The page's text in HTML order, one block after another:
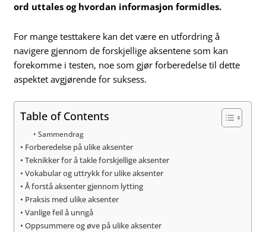
ord uttales og hvordan informasjon formidles.
For mange testtakere kan det være en utfordring å
navigere gjennom de forskjellige aksentene som kan
forekomme i testen, noe som gjør forberedelse til dette
aspektet avgjørende for suksess.
Table of Contents
Sammendrag
Forberedelse på ulike aksenter
Teknikker for å takle forskjellige aksenter
Vokabular og uttrykk for ulike aksenter
Å forstå aksenter gjennom lytting
Praksis med ulike aksenter
Vanlige feil å unngå
Oppsummere og øve på ulike aksenter